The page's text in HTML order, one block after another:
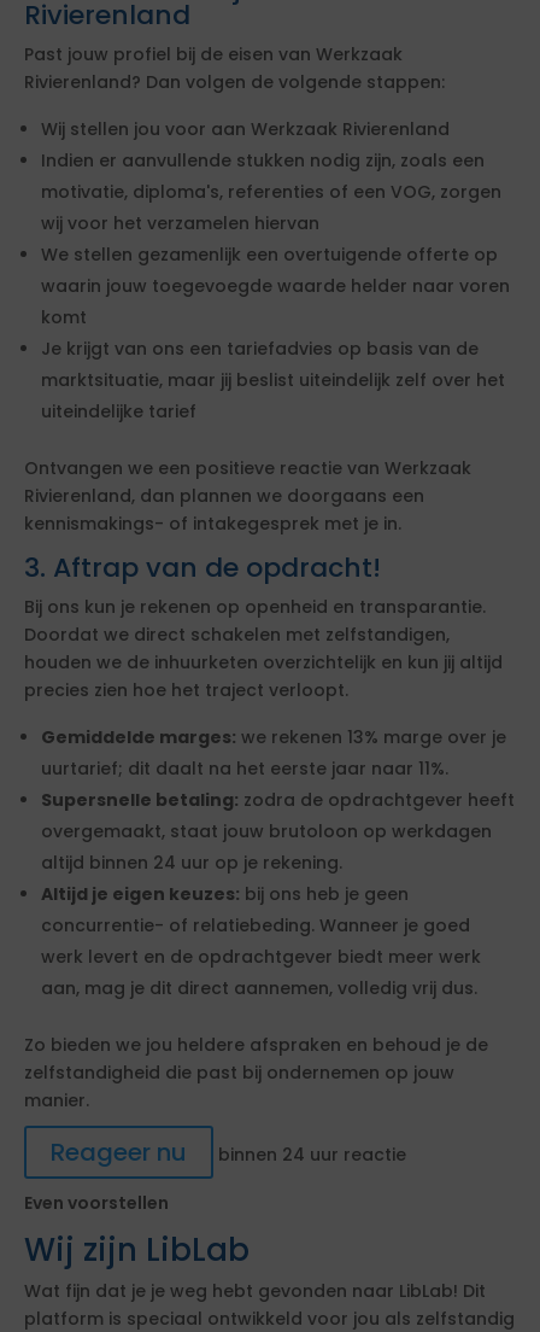
Rivierenland
Past jouw profiel bij de eisen van Werkzaak
Rivierenland? Dan volgen de volgende stappen:
Wij stellen jou voor aan Werkzaak Rivierenland
Indien er aanvullende stukken nodig zijn, zoals een
motivatie, diploma's, referenties of een VOG, zorgen
wij voor het verzamelen hiervan
We stellen gezamenlijk een overtuigende offerte op
waarin jouw toegevoegde waarde helder naar voren
komt
Je krijgt van ons een tariefadvies op basis van de
marktsituatie, maar jij beslist uiteindelijk zelf over het
uiteindelijke tarief
Ontvangen we een positieve reactie van Werkzaak
Rivierenland, dan plannen we doorgaans een
kennismakings- of intakegesprek met je in.
3. Aftrap van de opdracht!
Bij ons kun je rekenen op openheid en transparantie.
Doordat we direct schakelen met zelfstandigen,
houden we de inhuurketen overzichtelijk en kun jij altijd
precies zien hoe het traject verloopt.
Gemiddelde marges: we rekenen 13% marge over je
uurtarief; dit daalt na het eerste jaar naar 11%.
Supersnelle betaling: zodra de opdrachtgever heeft
overgemaakt, staat jouw brutoloon op werkdagen
altijd binnen 24 uur op je rekening.
Altijd je eigen keuzes: bij ons heb je geen
concurrentie- of relatiebeding. Wanneer je goed
werk levert en de opdrachtgever biedt meer werk
aan, mag je dit direct aannemen, volledig vrij dus.
Zo bieden we jou heldere afspraken en behoud je de
zelfstandigheid die past bij ondernemen op jouw
manier.
Reageer nu
binnen 24 uur reactie
Even voorstellen
Wij zijn LibLab
Wat fijn dat je je weg hebt gevonden naar LibLab! Dit
platform is speciaal ontwikkeld voor jou als zelfstandig